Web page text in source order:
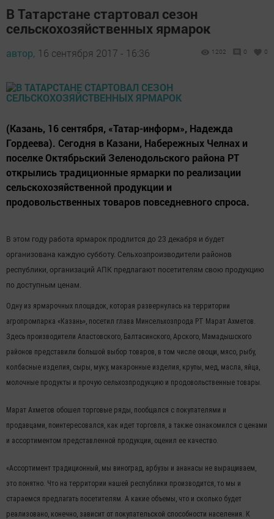
В Татарстане стартовал сезон
сельскохозяйственных ярмарок
автор, 16 сентября 2017 - 16:36 1202 0 0
(Казань, 16 сентября, «Татар-информ», Надежда
Гордеева). Сегодня в Казани, Набережных Челнах и
поселке Октябрьский Зеленодольского района РТ
открылись традиционные ярмарки по реализации
сельскохозяйственной продукции и
продовольственных товаров повседневного спроса.
В этом году работа ярмарок продлится до 23 декабря и будет
организована каждую субботу. Сельхозпроизводители районов
республики, организаций АПК предлагают посетителям свою продукцию
по доступным ценам.
Одну из ярмарочных площадок, которая развернулась на территории
агропромпарка «Казань», посетил глава Минсельхозпрода РТ Марат Ахметов.
Здесь производители Апастовского, Балтасинского, Арского, Мамадышского
районов представили большой выбор товаров, в том числе овощи, мясо, рыбу,
колбасные изделия, сыры, муку, макаронные изделия, крупы, мед, масла, яйца,
молочные продукты и прочую сельхозпродукцию и продовольственные товары.
Марат Ахметов обошел торговые ряды, пообщался с покупателями и
продавцами, поинтересовался, как идет торговля, а также ознакомился с ценами
и ассортиментом представленной продукции, оценил ее качество.
«Ассортимент традиционный, мы виноград, арбузы и ананасы не выращиваем,
это понятно. Что на территории нашей республики производится, то мы и
стараемся предлагать посетителям. А какие объемы, что и сколько будет
реализовано, конечно, зависит от покупательской способности населения. К